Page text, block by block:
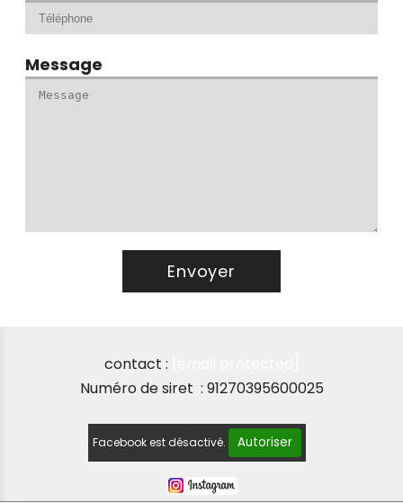
Message
Envoyer
contact :
Numéro de siret : 91270395600025
Facebook est désactivé. Autoriser